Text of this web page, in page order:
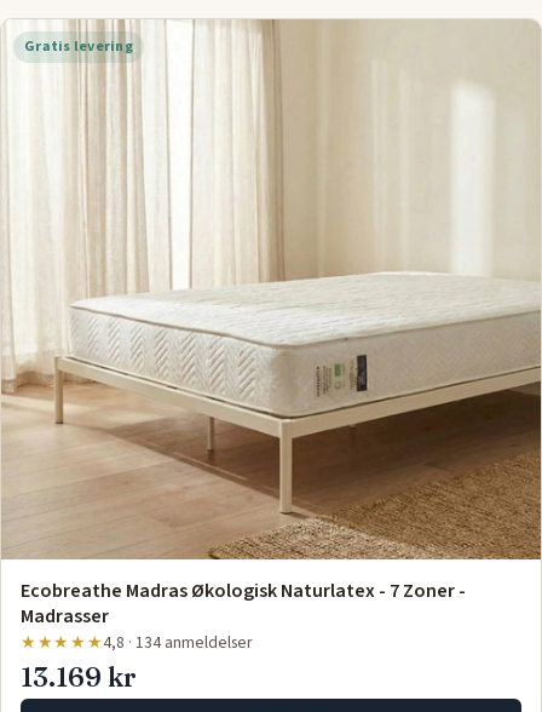
Gratis levering
Ecobreathe Madras Økologisk Naturlatex - 7 Zoner -
Madrasser
★★★★★4,8 · 134 anmeldelser
13.169 kr